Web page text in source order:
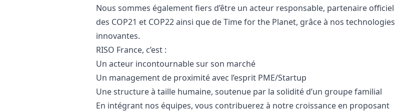
Nous sommes également fiers d’être un acteur responsable, partenaire officiel
des COP21 et COP22 ainsi que de Time for the Planet, grâce à nos technologies
innovantes.
RISO France, c’est :
Un acteur incontournable sur son marché
Un management de proximité avec l’esprit PME/Startup
Une structure à taille humaine, soutenue par la solidité d’un groupe familial
En intégrant nos équipes, vous contribuerez à notre croissance en proposant